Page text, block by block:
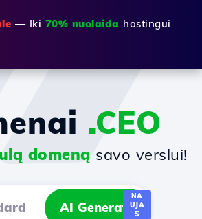
— Iki 70% nuolaida hostingui
.CEO
domeną savo verslui!
AI Generator
NA
UJA
S